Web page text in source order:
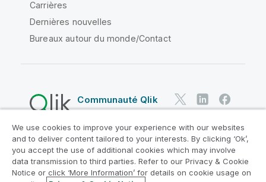
Carrières
Dernières nouvelles
Bureaux autour du monde/Contact
Communauté Qlik
Contrats juridiques
Conditions d'utilisation des produits
Legal Policies
Conditions légales
We use cookies to improve your experience with our websites
and to deliver content tailored to your interests. By clicking ‘Ok’,
you accept the use of additional cookies which may involve
data transmission to third parties. Refer to our Privacy & Cookie
Notice or click ‘More Information’ for details on cookie usage on